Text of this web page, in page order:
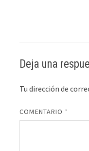
Deja una
Tu dirección de
COMENTARIO *